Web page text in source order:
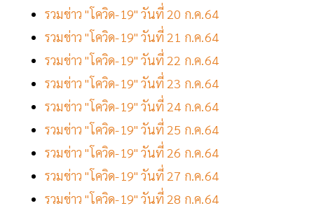
รวมข่าว "โควิด-19" วันที่ 20 ก.ค.64
รวมข่าว "โควิด-19" วันที่ 21 ก.ค.64
รวมข่าว "โควิด-19" วันที่ 22 ก.ค.64
รวมข่าว "โควิด-19" วันที่ 23 ก.ค.64
รวมข่าว "โควิด-19" วันที่ 24 ก.ค.64
รวมข่าว "โควิด-19" วันที่ 25 ก.ค.64
รวมข่าว "โควิด-19" วันที่ 26 ก.ค.64
รวมข่าว "โควิด-19" วันที่ 27 ก.ค.64
รวมข่าว "โควิด-19" วันที่ 28 ก.ค.64